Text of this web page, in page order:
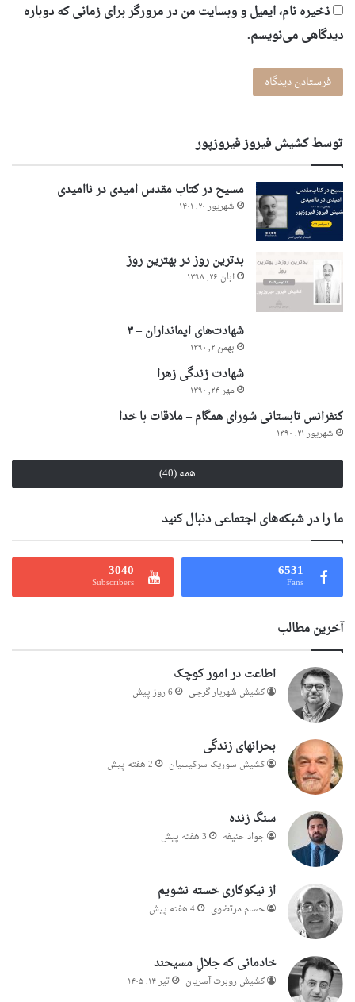
ذخیره نام، ایمیل و وبسایت من در مرورگر برای زمانی که دوباره
دیدگاهی می‌نویسم.
توسط کشیش فیروز فیروزپور
مسیح در کتاب مقدس امیدی در ناامیدی
شهریور ۲۰, ۱۴۰۱
بدترین روز در بهترین روز
آبان ۲۶, ۱۳۹۸
شهادت‌های ایمانداران – ۳
بهمن ۲, ۱۳۹۰
شهادت زندگی زهرا
مهر ۲۴, ۱۳۹۰
کنفرانس تابستانی شورای همگام – ملاقات با خدا
شهریور ۲۱, ۱۳۹۰
همه (40)
ما را در شبکه‌های اجتماعی دنبال کنید
6531
Fans
3040
Subscribers
آخرین مطالب
اطاعت در امور کوچک
کشیش شهریار گرجى 6 روز پیش
بحرانهای زندگی
کشیش سوریک سرکیسیان 2 هفته پیش
سنگ زنده
جواد حنیفه 3 هفته پیش
از نیکوکاری خسته نشویم
حسام مرتضوی 4 هفته پیش
خادمانی که جلالِ مسیحند
کشیش روبرت آسریان تیر ۱۴, ۱۴۰۵